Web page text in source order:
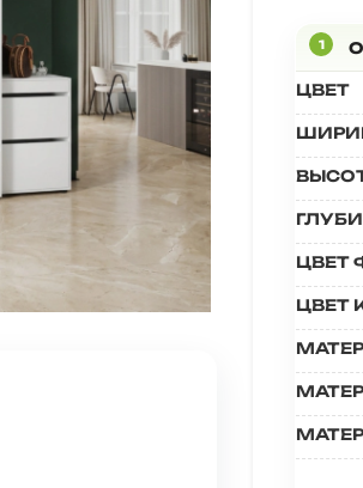
ЦВЕТ
ЦВЕТ
ЦВЕТ